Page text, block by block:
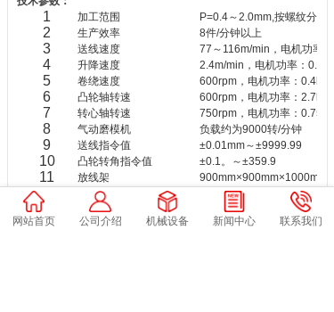
1 加工范围 P=0.4～2.0mm,按螺纹分:M2
2 生产效率 8件/分钟以上
3 送线速度 77～116m/min，电机功率：
4 升降速度 2.4m/min，电机功率：0.4kW
5 卷绕速度 600rpm，电机功率：0.4kW
6 凸轮轴转速 600rpm，电机功率：2.7kW
7 转心轴转速 750rpm，电机功率：0.75kW
8 气动磨模机 负载约为9000转/分钟
9 送线指令值 ±0.01mm～±9999.99
10 凸轮转角指令值 ±0.1。～±359.9
11 放线架 900mm×900mm×1000mm
12 设备外形尺寸 1600mm×900mm×1950mm
13 重 量 ～3000kg
网站首页 公司介绍 机械设备 新闻中心 联系我们